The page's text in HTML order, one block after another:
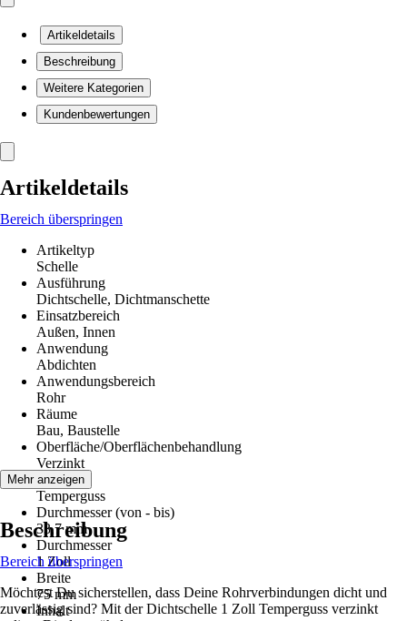
Artikeldetails
Beschreibung
Weitere Kategorien
Kundenbewertungen
Artikeldetails
Bereich überspringen
Artikeltyp
Schelle
Ausführung
Dichtschelle, Dichtmanschette
Einsatzbereich
Außen, Innen
Anwendung
Abdichten
Anwendungsbereich
Rohr
Räume
Bau, Baustelle
Oberfläche/Oberflächenbehandlung
Verzinkt
Material
Temperguss
Durchmesser (von - bis)
33,7 mm
Durchmesser
1 Zoll
Breite
75 mm
Inhalt
Mehr anzeigen
Beschreibung
Bereich überspringen
Möchtest Du sicherstellen, dass Deine Rohrverbindungen dicht und
zuverlässig sind? Mit der Dichtschelle 1 Zoll Temperguss verzinkt